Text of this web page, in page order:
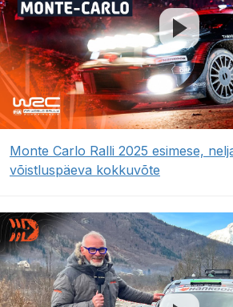
Monte Carlo Ralli 2025 esimese,
võistluspäeva kokkuvõte